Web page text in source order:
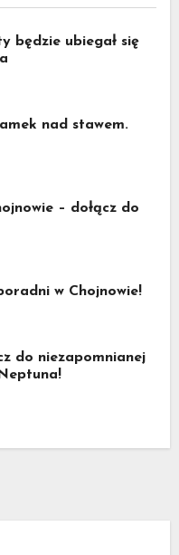
będzie ubiegał się
nad stawem.
– dołącz do
w Chojnowie!
do niezapomnianej